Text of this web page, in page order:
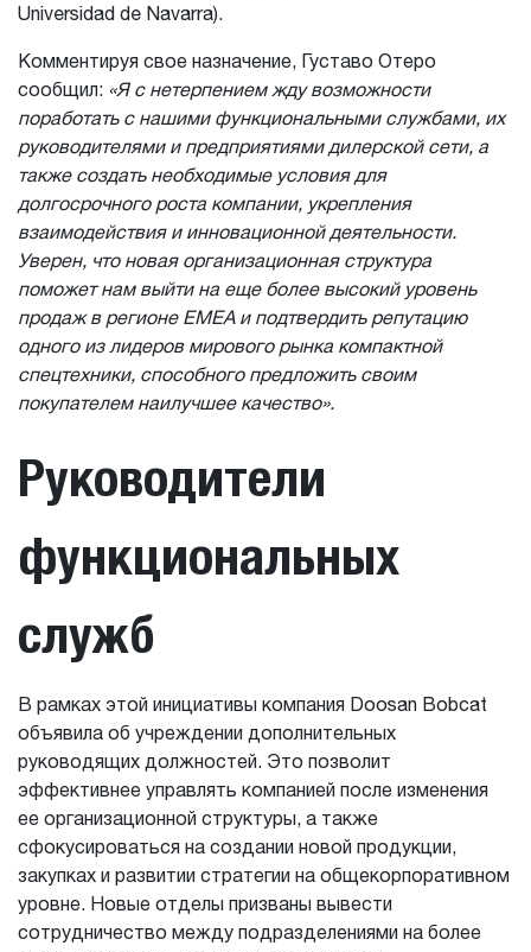
Universidad de Navarra).
Комментируя свое назначение, Густаво Отеро
сообщил: «Я с нетерпением жду возможности
поработать с нашими функциональными службами, их
руководителями и предприятиями дилерской сети, а
также создать необходимые условия для
долгосрочного роста компании, укрепления
взаимодействия и инновационной деятельности.
Уверен, что новая организационная структура
поможет нам выйти на еще более высокий уровень
продаж в регионе EMEA и подтвердить репутацию
одного из лидеров мирового рынка компактной
спецтехники, способного предложить своим
покупателем наилучшее качество».
Руководители
функциональных
служб
В рамках этой инициативы компания Doosan Bobcat
объявила об учреждении дополнительных
руководящих должностей. Это позволит
эффективнее управлять компанией после изменения
ее организационной структуры, а также
сфокусироваться на создании новой продукции,
закупках и развитии стратегии на общекорпоративном
уровне. Новые отделы призваны вывести
сотрудничество между подразделениями на более